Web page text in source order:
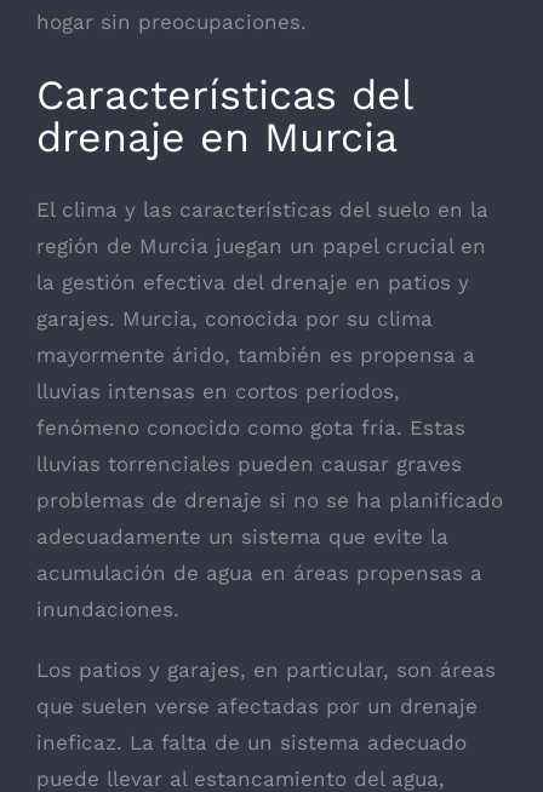
hogar sin preocupaciones.
Características del
drenaje en Murcia
El clima y las características del suelo en la
región de Murcia juegan un papel crucial en
la gestión efectiva del drenaje en patios y
garajes. Murcia, conocida por su clima
mayormente árido, también es propensa a
lluvias intensas en cortos períodos,
fenómeno conocido como gota fría. Estas
lluvias torrenciales pueden causar graves
problemas de drenaje si no se ha planificado
adecuadamente un sistema que evite la
acumulación de agua en áreas propensas a
inundaciones.
Los patios y garajes, en particular, son áreas
que suelen verse afectadas por un drenaje
ineficaz. La falta de un sistema adecuado
puede llevar al estancamiento del agua,